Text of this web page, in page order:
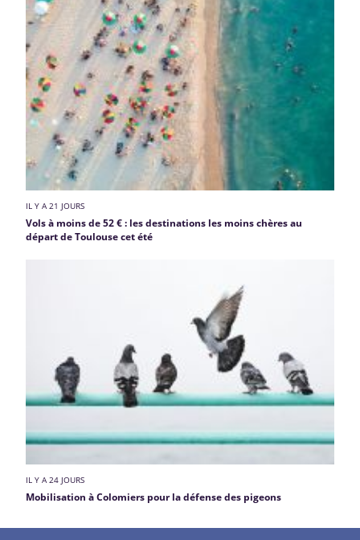
IL Y A 21 JOURS
Vols à moins de 52 € : les destinations les moins chères au
départ de Toulouse cet été
IL Y A 24 JOURS
Mobilisation à Colomiers pour la défense des pigeons